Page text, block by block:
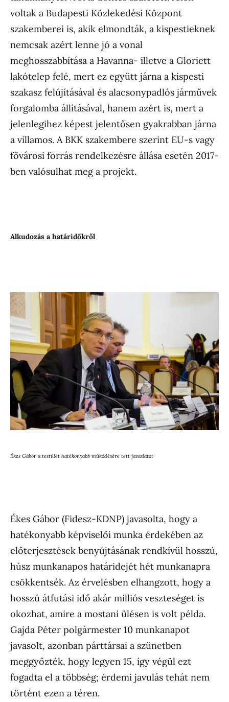
voltak a Budapesti Közlekedési Központ
szakemberei is, akik elmondták, a kispestieknek
nemcsak azért lenne jó a vonal
meghosszabbítása a Havanna- illetve a Gloriett
lakótelep felé, mert ez együtt járna a kispesti
szakasz felújításával és alacsonypadlós járművek
forgalomba állításával, hanem azért is, mert a
jelenlegihez képest jelentősen gyakrabban járna
a villamos. A BKK szakembere szerint EU-s vagy
fővárosi forrás rendelkezésre állása esetén 2017-
ben valósulhat meg a projekt.
Alkudozás a határidőkről
Ékes Gábor a testület hatékonyabb működésére tett javaslatot
Ékes Gábor (Fidesz-KDNP) javasolta, hogy a
hatékonyabb képviselői munka érdekében az
előterjesztések benyújtásának rendkívül hosszú,
húsz munkanapos határidejét hét munkanapra
csökkentsék. Az érvelésben elhangzott, hogy a
hosszú átfutási idő akár milliós veszteséget is
okozhat, amire a mostani ülésen is volt példa.
Gajda Péter polgármester 10 munkanapot
javasolt, azonban párttársai a szünetben
meggyőzték, hogy legyen 15, így végül ezt
fogadta el a többség; érdemi javulás tehát nem
történt ezen a téren.